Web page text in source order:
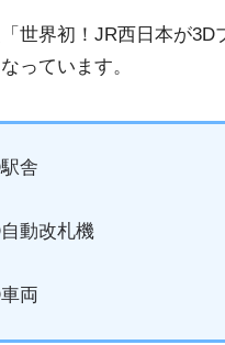
世界初！JR西日本が3D
っています。
舎
動改札機
両